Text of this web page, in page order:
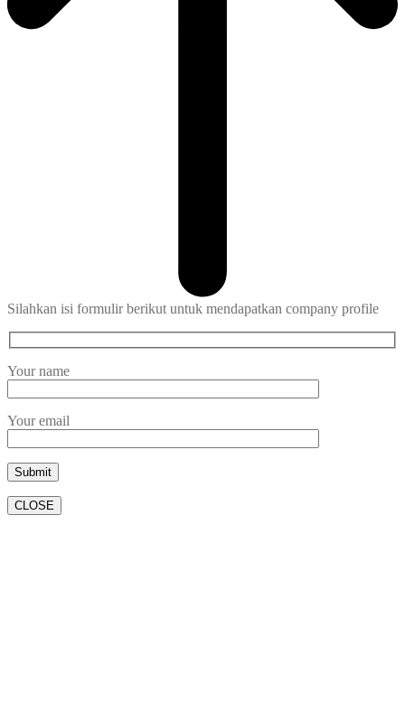
Silahkan isi formulir berikut untuk mendapatkan company profile
Your name
Your email
CLOSE